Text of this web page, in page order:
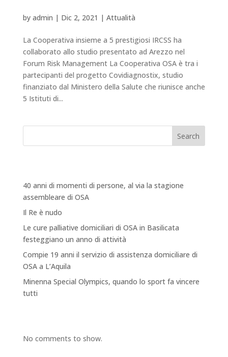
by admin | Dic 2, 2021 | Attualità
La Cooperativa insieme a 5 prestigiosi IRCSS ha
collaborato allo studio presentato ad Arezzo nel
Forum Risk Management La Cooperativa OSA è tra i
partecipanti del progetto Covidiagnostix, studio
finanziato dal Ministero della Salute che riunisce anche
5 Istituti di...
Search
40 anni di momenti di persone, al via la stagione
assembleare di OSA
Il Re è nudo
Le cure palliative domiciliari di OSA in Basilicata
festeggiano un anno di attività
Compie 19 anni il servizio di assistenza domiciliare di
OSA a L’Aquila
Minenna Special Olympics, quando lo sport fa vincere
tutti
No comments to show.